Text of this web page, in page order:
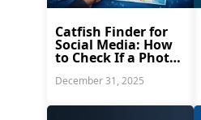
Catfish Finder for
Social Media: How
to Check If a Photo
December 31, 2025